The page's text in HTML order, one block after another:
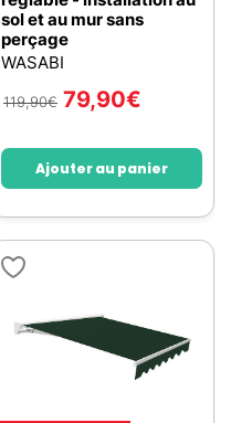
sol et au mur sans
perçage
WASABI
119,90€ 79,90€
Ajouter au panier